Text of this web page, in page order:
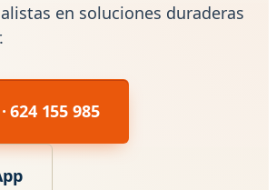
en soluciones duraderas
624 155 985